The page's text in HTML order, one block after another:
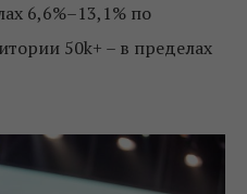
6,6%–13,1% по
50k+ – в пределах